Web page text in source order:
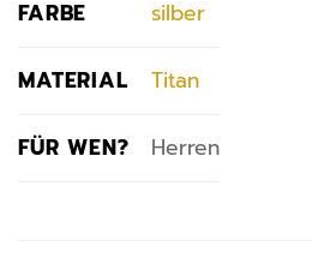
FARBE silber
MATERIAL Titan
FÜR WEN? Herren